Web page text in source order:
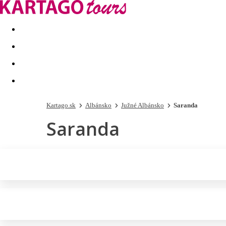
Last minute Dovolenkové kluby
Kartago.sk Albánsko Južné Albánsko Saranda
Saranda